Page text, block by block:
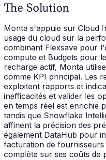
The Solution
Monta s'appuie sur Cloud
usage du cloud sur la
combinant Flexsave pour
compute et Budgets pour
recharge actif, Monta
comme KPI principal. Les
exploitent rapports et
inefficacités et valider les
en temps réel est enrichie
tandis que Snowflake
affinent la précision des
également DataHub pour
facturation de
complète sur ses coûts de